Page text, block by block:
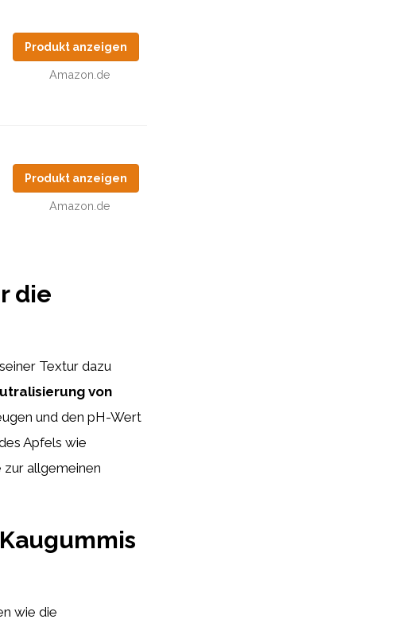
Produkt anzeigen
Amazon.de
Produkt anzeigen
Amazon.de
die
Textur dazu
von
und den pH-Wert
Apfels wie
zur allgemeinen
wie die